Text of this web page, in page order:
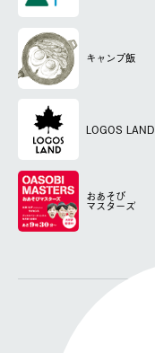
キャンプ飯
LOGOS LAND
おあそび
マスターズ